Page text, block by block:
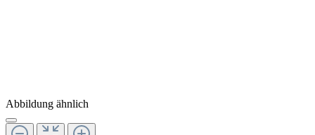
Abbildung ähnlich